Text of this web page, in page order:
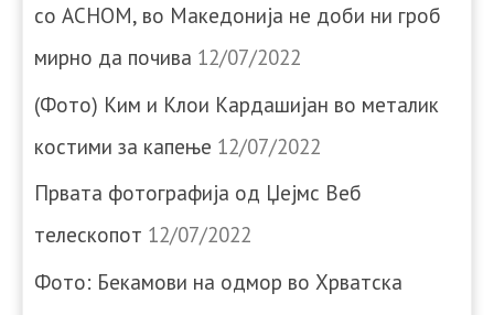
со АСНОМ, во Македонија не доби ни гроб
мирно да почива 12/07/2022
(Фото) Ким и Клои Кардашијан во металик
костими за капење 12/07/2022
Првата фотографија од Џејмс Веб
телескопот 12/07/2022
Фото: Бекамови на одмор во Хрватска